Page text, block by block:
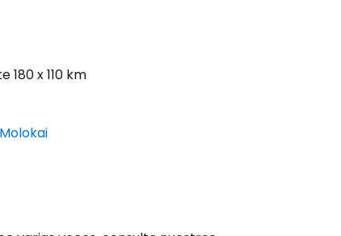
180 x 110 km
Molokai